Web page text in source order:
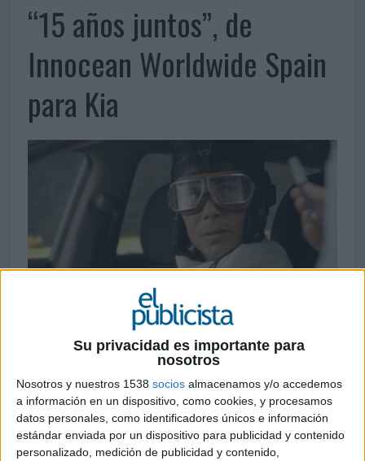
Su privacidad es importante para
nosotros
Nosotros y nuestros 1538 socios almacenamos y/o accedemos
a información en un dispositivo, como cookies, y procesamos
datos personales, como identificadores únicos e información
estándar enviada por un dispositivo para publicidad y contenido
personalizado, medición de publicidad y contenido,
“15 años juntos”, de
Innocean Worldwide Spain
para Kia
25 DE NOVIEMBRE DE 2019
Ficha técnica “15 años juntos”
Anunciante: Kia Motors Iberia
Marca: KIA